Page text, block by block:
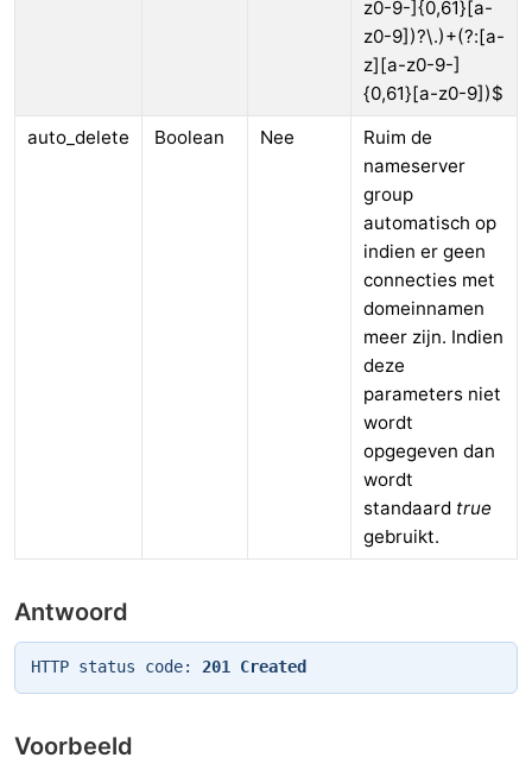
z0-9-]{0,61}[a-
z0-9])?\.)+(?:[a-
z][a-z0-9-]
{0,61}[a-z0-9])$
auto_delete
Boolean Nee
Ruim de
nameserver
group
automatisch op
indien er geen
connecties met
domeinnamen
meer zijn. Indien
deze
parameters niet
wordt
opgegeven dan
wordt
standaard true
gebruikt.
Antwoord
HTTP status code: 201 Created
Voorbeeld